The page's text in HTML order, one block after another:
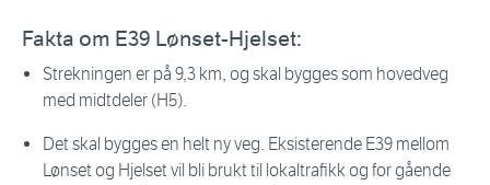
Fakta om E39 Lønset-Hjelset:
Strekningen er på 9,3 km, og skal bygges som hovedveg
med midtdeler (H5).
Det skal bygges en helt ny veg. Eksisterende E39 mellom
Lønset og Hjelset vil bli brukt til lokaltrafikk og for gående